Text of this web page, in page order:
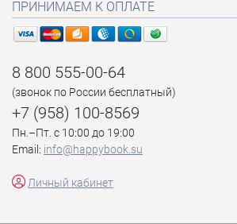
ПРИНИМАЕМ К ОПЛАТЕ
8 800 555-00-64
(звонок по России бесплатный)
+7 (958) 100-8569
Пн.–Пт. с 10:00 до 19:00
Email: info@happybook.su
Личный кабинет